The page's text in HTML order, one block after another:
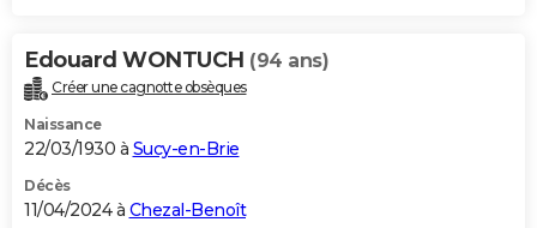
Edouard WONTUCH (94 ans)
Créer une cagnotte obsèques
Naissance
22/03/1930 à Sucy-en-Brie
Décès
11/04/2024 à Chezal-Benoît